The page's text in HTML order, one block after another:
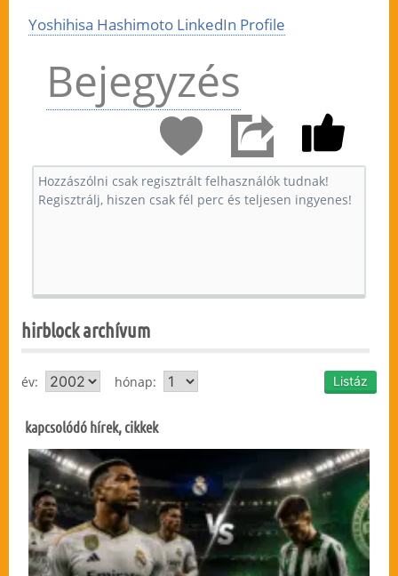
Yoshihisa Hashimoto LinkedIn Profile
Bejegyzés
hirblock archívum
év: hónap:
kapcsolódó hírek, cikkek